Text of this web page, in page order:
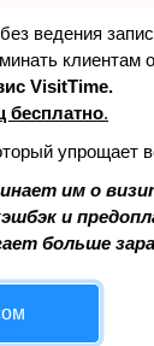
ведения
VisitTime.
бесплатно.
упрощает
им о
и
больше